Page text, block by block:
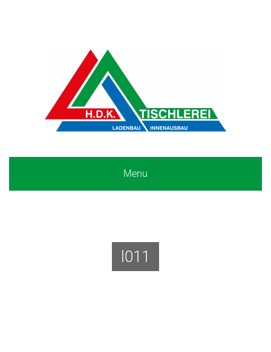
Menu
l011